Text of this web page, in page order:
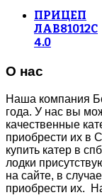
ПРИЦЕП
ЛАВ81012С
4.0
О нас
Наша компания
года. У нас вы
качественные
приобрести их в
купить катер в
лодки
на сайте, в
приобрести их.